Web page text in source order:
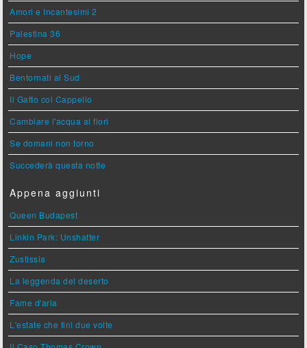
Amori e Incantesimi 2
Palestina 36
Hope
Bentornati al Sud
Il Gatto col Cappello
Cambiare l'acqua ai fiori
Se domani non torno
Succederà questa notte
Appena aggiunti
Queen Budapest
Linkin Park: Unshatter
Zustissia
La leggenda del deserto
Fame d'aria
L'estate che finì due volte